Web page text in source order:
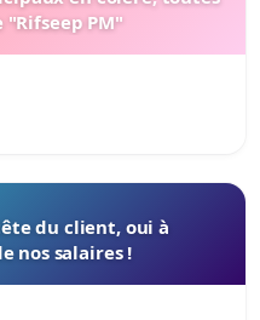
PM"
du client, oui à
nos salaires !